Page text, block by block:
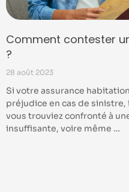
Comment contester
?
28 août 2023
Si votre assurance
préjudice en cas de
vous trouviez confronté à
insuffisante, voire même …